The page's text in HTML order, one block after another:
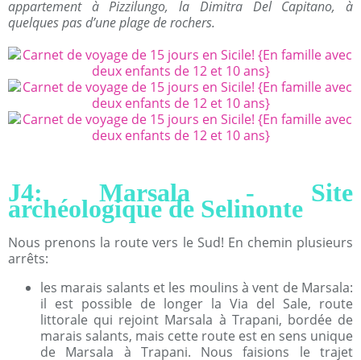
appartement à Pizzilungo, la Dimitra Del Capitano, à
quelques pas d’une plage de rochers.
J4: Marsala - Site
archéologique de Selinonte
Nous prenons la route vers le Sud! En chemin plusieurs
arrêts:
les marais salants et les moulins à vent de Marsala:
il est possible de longer la Via del Sale, route
littorale qui rejoint Marsala à Trapani, bordée de
marais salants, mais cette route est en sens unique
de Marsala à Trapani. Nous faisions le trajet